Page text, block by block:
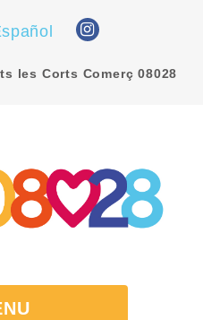
les Corts Comerç 08028